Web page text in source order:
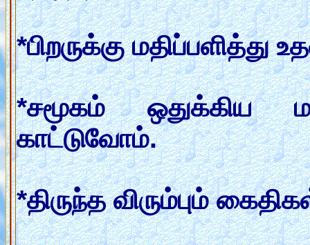
*பிறருக்கு மதிப்பளித்து
*சமூகம் ஒதுக்கிய
காட்டுவோம்.
*திருந்த விரும்பும்